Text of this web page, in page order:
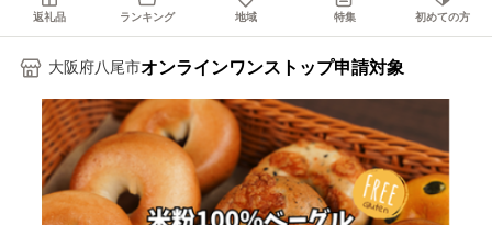
返礼品 ランキング 地域 特集 初めての方
大阪府八尾市オンラインワンストップ申請対象